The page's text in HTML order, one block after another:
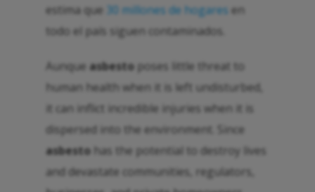
estima que 30 millones de hogares en
todo el país siguen contaminados.
Aunque asbesto poses little threat to
human health when it is left undisturbed,
it can inflict incredible injuries when it is
dispersed into the environment. Since
asbesto has the potential to destroy lives
and devastate communities, regulators,